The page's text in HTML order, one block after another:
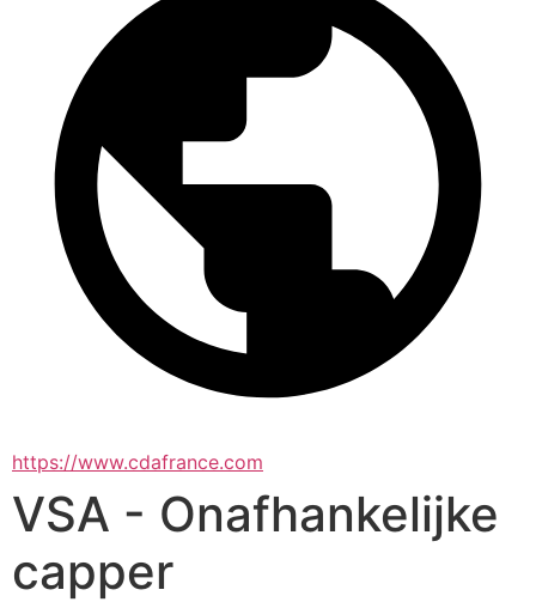
https://www.cdafrance.com
VSA - Onafhankelijke
capper